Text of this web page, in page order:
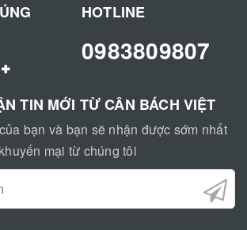
HOTLINE
0983809807
TIN MỚI TỪ CÂN BÁCH VIỆT
bạn và bạn sẽ nhận được sớm nhất
mại từ chúng tôi